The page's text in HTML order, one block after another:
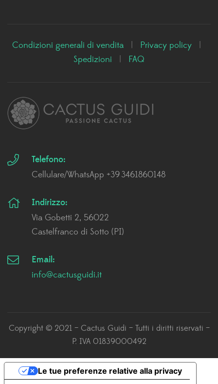
Condizioni generali di vendita Privacy policy
Spedizioni
FAQ
Telefono:
Cellulare/WhatsApp +39 3461860148
Indirizzo:
Via Gobetti 2, 56022
Castelfranco di Sotto (PI)
Email:
info@cactusguidi.it
Copyright © 2021 – Cactus Guidi – Tutti i diritti riservati –
P. IVA 01839000492
Le tue preferenze relative alla privacy